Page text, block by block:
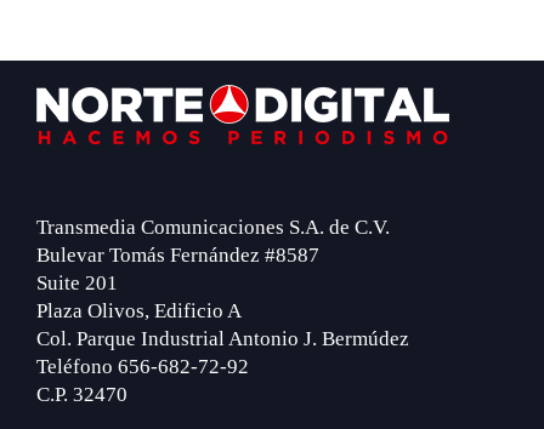
Footer
Transmedia Comunicaciones S.A. de C.V.
Bulevar Tomás Fernández #8587
Suite 201
Plaza Olivos, Edificio A
Col. Parque Industrial Antonio J. Bermúdez
Teléfono 656-682-72-92
C.P. 32470